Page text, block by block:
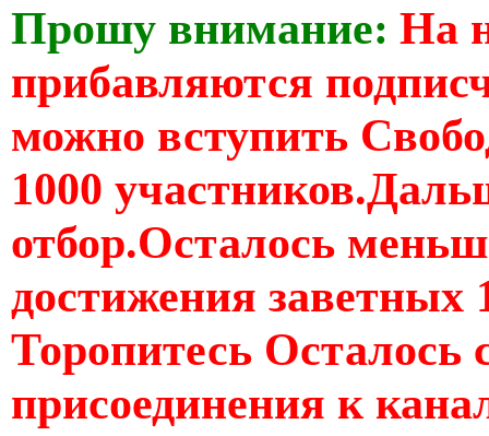
Прошу внимание: На
прибавляются
можно вступить
1000
отбор.Осталось
достижения заветных
Торопитесь Осталось
присоединения к